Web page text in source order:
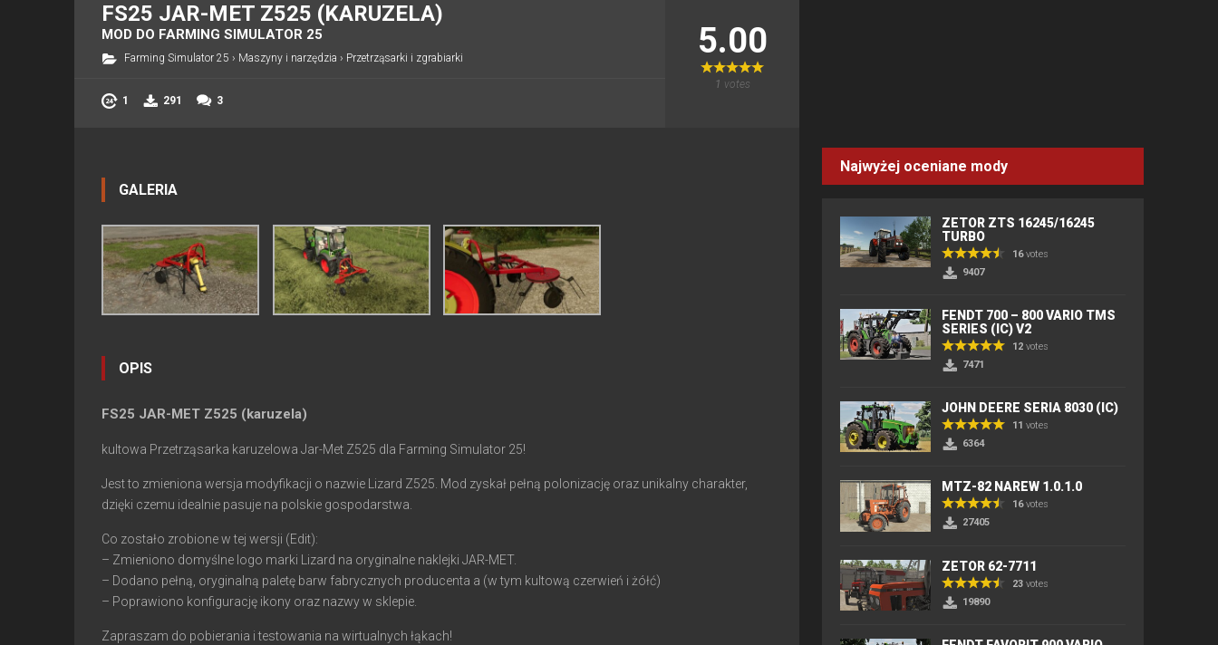
FS25 JAR-MET Z525 (KARUZELA)
MOD DO FARMING SIMULATOR 25
Farming Simulator 25 › Maszyny i narzędzia › Przetrząsarki i zgrabiarki
1 291 3
5.00
1 votes
GALERIA
OPIS
FS25 JAR-MET Z525 (karuzela)
kultowa Przetrząsarka karuzelowa Jar-Met Z525 dla Farming Simulator 25!
Jest to zmieniona wersja modyfikacji o nazwie Lizard Z525. Mod zyskał pełną polonizację oraz unikalny charakter,
dzięki czemu idealnie pasuje na polskie gospodarstwa.
Co zostało zrobione w tej wersji (Edit):
– Zmieniono domyślne logo marki Lizard na oryginalne naklejki JAR-MET.
– Dodano pełną, oryginalną paletę barw fabrycznych producenta a (w tym kultową czerwień i żółć)
– Poprawiono konfigurację ikony oraz nazwy w sklepie.
Zapraszam do pobierania i testowania na wirtualnych łąkach!
Najwyżej oceniane mody
ZETOR ZTS 16245/16245
TURBO
16votes
9407
FENDT 700 – 800 VARIO TMS
SERIES (IC) V2
12 votes
7471
JOHN DEERE SERIA 8030 (IC)
11 votes
6364
MTZ-82 NAREW 1.0.1.0
16votes
27405
ZETOR 62-7711
23 votes
19890